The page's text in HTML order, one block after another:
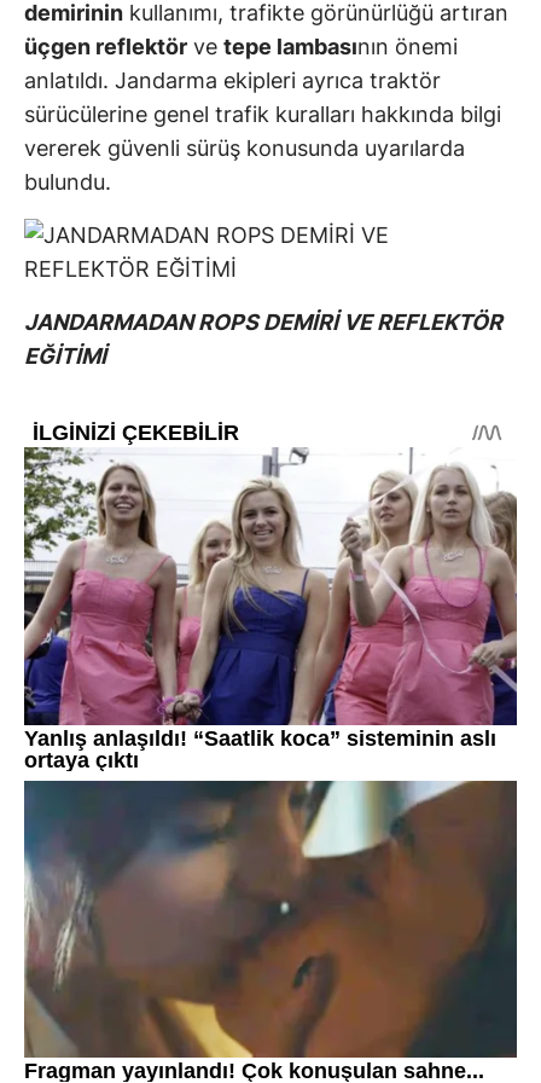
demirinin kullanımı, trafikte görünürlüğü artıran
üçgen reflektör ve tepe lambasının önemi
anlatıldı. Jandarma ekipleri ayrıca traktör
sürücülerine genel trafik kuralları hakkında bilgi
vererek güvenli sürüş konusunda uyarılarda
bulundu.
JANDARMADAN ROPS DEMİRİ VE REFLEKTÖR
EĞİTİMİ